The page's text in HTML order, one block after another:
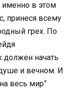
именно в этом
принеся всему
грех. По
должен начать
и вечном. И
весь мир”